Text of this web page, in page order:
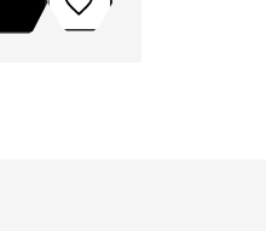
Toevoegen aan verlanglijstje